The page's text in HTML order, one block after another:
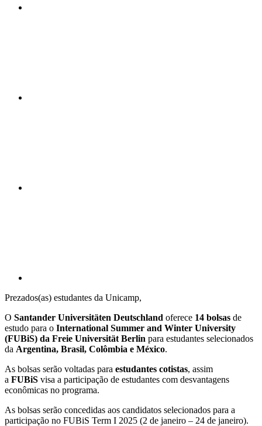
Prezados(as) estudantes da Unicamp,
O Santander Universitäten Deutschland oferece 14 bolsas de
estudo para o International Summer and Winter University
(FUBiS) da Freie Universität Berlin para estudantes selecionados
da Argentina, Brasil, Colômbia e México.
As bolsas serão voltadas para estudantes cotistas, assim
a FUBiS visa a participação de estudantes com desvantagens
econômicas no programa.
As bolsas serão concedidas aos candidatos selecionados para a
participação no FUBiS Term I 2025 (2 de janeiro – 24 de janeiro).